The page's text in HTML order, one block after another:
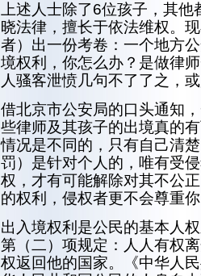
上述人士除了6位孩子，其
晓法律，擅长于依法维权。
者）出一份考卷：一个地方
境权利，你怎么办？是做律
人骚客泄愤几句不了了之，
借北京市公安局的口头通知
些律师及其孩子的出境真的
情况是不同的，只有自己清
罚）是针对个人的，唯有受
权，才有可能解除对其不公
的权利，侵权者更不会尊重
出入境权利是公民的基本人
第（二）项规定：人人有权
权返回他的国家。《中华人